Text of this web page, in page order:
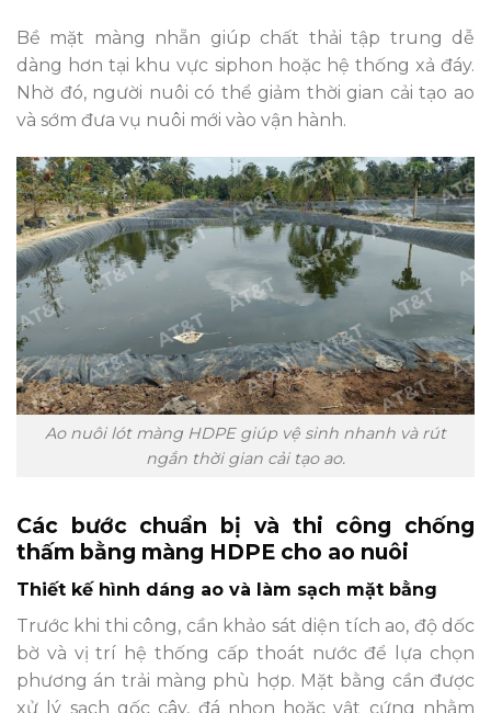
Bề mặt màng nhẵn giúp chất thải tập trung dễ
dàng hơn tại khu vực siphon hoặc hệ thống xả đáy.
Nhờ đó, người nuôi có thể giảm thời gian cải tạo ao
và sớm đưa vụ nuôi mới vào vận hành.
Ao nuôi lót màng HDPE giúp vệ sinh nhanh và rút
ngắn thời gian cải tạo ao.
Các bước chuẩn bị và thi công chống
thấm bằng màng HDPE cho ao nuôi
Thiết kế hình dáng ao và làm sạch mặt bằng
Trước khi thi công, cần khảo sát diện tích ao, độ dốc
bờ và vị trí hệ thống cấp thoát nước để lựa chọn
phương án trải màng phù hợp. Mặt bằng cần được
xử lý sạch gốc cây, đá nhọn hoặc vật cứng nhằm